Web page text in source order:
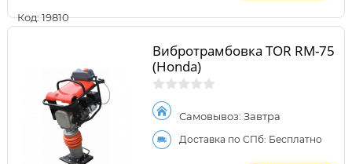
Код: 19810
Вибротрамбовка TOR RM-75
(Honda)
Самовывоз: Завтра
Доставка по СПб: Бесплатно